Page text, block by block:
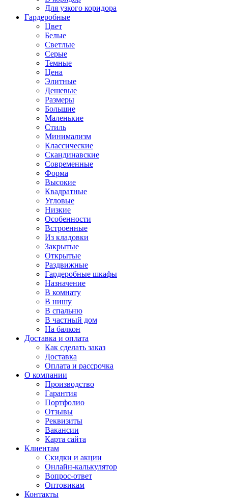
Для узкого коридора
Гардеробные
Цвет
Белые
Светлые
Серые
Темные
Цена
Элитные
Дешевые
Размеры
Большие
Маленькие
Стиль
Минимализм
Классические
Скандинавские
Современные
Форма
Высокие
Квадратные
Угловые
Низкие
Особенности
Встроенные
Из кладовки
Закрытые
Открытые
Раздвижные
Гардеробные шкафы
Назначение
В комнату
В нишу
В спальню
В частный дом
На балкон
Доставка и оплата
Как сделать заказ
Доставка
Оплата и рассрочка
О компании
Производство
Гарантия
Портфолио
Отзывы
Реквизиты
Вакансии
Карта сайта
Клиентам
Скидки и акции
Онлайн-калькулятор
Вопрос-ответ
Оптовикам
Контакты